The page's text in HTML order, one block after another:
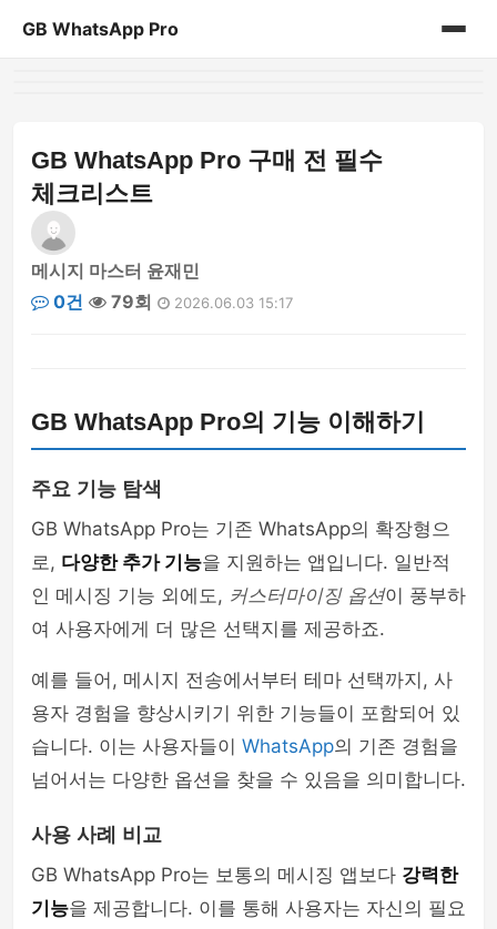
GB WhatsApp Pro
GB WhatsApp Pro 구매 전 필수
체크리스트
메시지 마스터 윤재민
0건
79회 2026.06.03 15:17
GB WhatsApp Pro의 기능 이해하기
주요 기능 탐색
GB WhatsApp Pro는 기존 WhatsApp의 확장형으
로, 다양한 추가 기능을 지원하는 앱입니다. 일반적
인 메시징 기능 외에도, 커스터마이징 옵션이 풍부하
여 사용자에게 더 많은 선택지를 제공하죠.
예를 들어, 메시지 전송에서부터 테마 선택까지, 사
용자 경험을 향상시키기 위한 기능들이 포함되어 있
습니다. 이는 사용자들이 WhatsApp의 기존 경험을
넘어서는 다양한 옵션을 찾을 수 있음을 의미합니다.
사용 사례 비교
GB WhatsApp Pro는 보통의 메시징 앱보다 강력한
기능을 제공합니다. 이를 통해 사용자는 자신의 필요